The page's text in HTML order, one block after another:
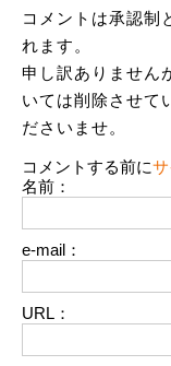
コメントは承認制
れます。
申し訳ありません
いては削除させて
ださいませ。
コメントする前に
名前：
e-mail：
URL：